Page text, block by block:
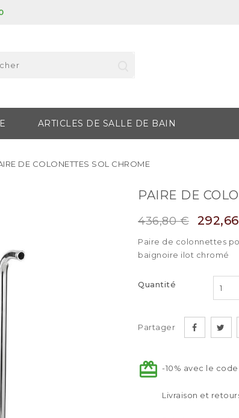
ARTICLES DE SALLE DE BAIN
DE COLONETTES SOL CHROME
PAIRE DE
436,80 €
Paire de colonnettes
baignoire ilot chromé
Quantité
Partager
-10% avec le code
Livraison et